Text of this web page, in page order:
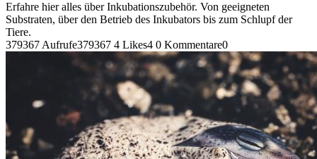
Erfahre hier alles über Inkubationszubehör. Von geeigneten
Substraten, über den Betrieb des Inkubators bis zum Schlupf der
Tiere.
379367 Aufrufe379367 4 Likes4 0 Kommentare0